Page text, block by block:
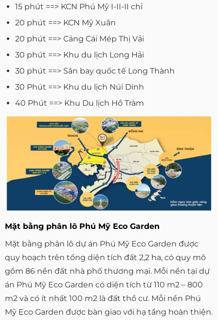
15 phút ==> KCN Phú Mỹ I-II-II chỉ
20 phút ==> KCN Mỹ Xuân
20 phút ==> Cảng Cái Mép Thị Vải
30 phút ==> Khu du lịch Long Hải
30 phút ==> Sân bay quốc tế Long Thành
30 Phút ==> Khu du lịch Núi Dinh
40 Phút ==> Khu Du lịch Hồ Tràm
Mặt bằng phân lô Phú Mỹ Eco Garden
Mặt bằng phân lô dự án Phú Mỹ Eco Garden được
quy hoạch trên tổng diện tích đất 2,2 ha, có quy mô
gồm 86 nền đất nhà phố thương mại. Mỗi nền tại dự
án Phú Mỹ Eco Garden có diện tích từ 110 m2 – 800
m2 và có ít nhất 100 m2 là đất thổ cư. Mỗi nền Phú
Mỹ Eco Garden được bàn giao với hạ tầng hoàn thiện.